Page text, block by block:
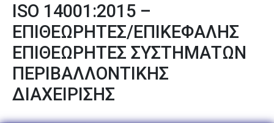
ISO 14001:2015 –
ΕΠΙΘΕΩΡΗΤΕΣ/ΕΠΙΚΕΦΑΛΗΣ
ΕΠΙΘΕΩΡΗΤΕΣ ΣΥΣΤΗΜΑΤΩΝ
ΠΕΡΙΒΑΛΛΟΝΤΙΚΗΣ
ΔΙΑΧΕΙΡΙΣΗΣ